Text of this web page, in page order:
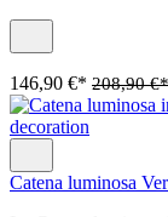
146,90 €* 208,90 €*
Catena luminosa